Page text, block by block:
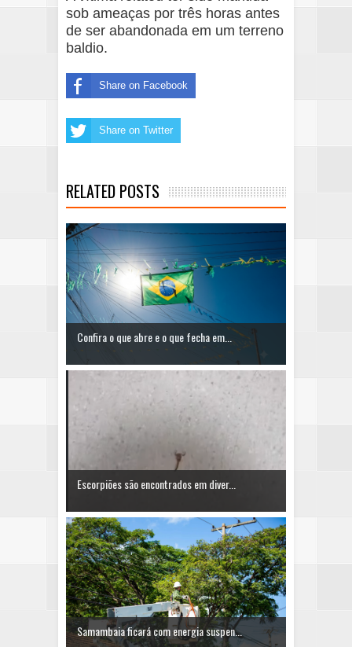
sob ameaças por três horas antes
de ser abandonada em um terreno
baldio.
Share on Facebook
Share on Twitter
RELATED POSTS
Confira o que abre e o que fecha em...
Escorpiões são encontrados em diver...
Samambaia ficará com energia suspen...